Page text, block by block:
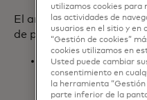
El anuncio presenta
de pago de Mastercard:
Tap on Phone:
económica y
los negocios
utilizamos cookies para
las actividades de
usuarios en el sitio y en
“Gestión de cookies”
cookies utilizamos en
Usted puede cambiar
consentimiento en
la herramienta
parte inferior de la